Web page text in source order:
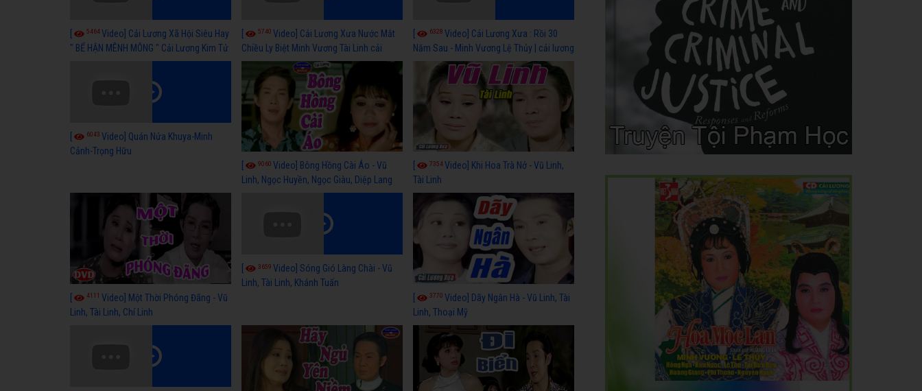
5464Video] Cải Lương Xã Hội Siêu Hay
" BỂ HẬN MÊNH MÔNG " Cải Lương Kim Tử
Long, Thanh Ngân Hay Nhất
5740 Video] Cải Lương Xưa Nước Mắt
Chiều Ly Biệt Minh Vương Tài Linh cải
lương xã hội hay nhất
6328 Video] Cải Lương Xưa : Rồi 30
Năm Sau - Minh Vương Lệ Thủy | cải lương
xã hội hay nhất
6043 Video] Quán Nửa Khuya-Minh
Cảnh-Trọng Hữu
9060 Video] Bông Hồng Cài Áo - Vũ
Linh, Ngọc Huyền, Ngọc Giàu, Diệp Lang
7354Video] Khi Hoa Trà Nở - Vũ Linh,
Tài Linh
4111 Video] Một Thời Phóng Đãng - Vũ
Linh, Tài Linh, Chí Linh
3659 Video] Sóng Gió Làng Chài - Vũ
Linh, Tài Linh, Khánh Tuấn
3770 Video] Dãy Ngân Hà - Vũ Linh, Tài
Linh, Thoại Mỹ